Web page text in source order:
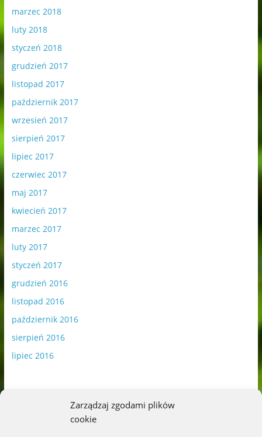
Zarządzaj zgodami plików
cookie
marzec 2018
luty 2018
styczeń 2018
grudzień 2017
listopad 2017
październik 2017
wrzesień 2017
sierpień 2017
lipiec 2017
czerwiec 2017
maj 2017
kwiecień 2017
marzec 2017
luty 2017
styczeń 2017
grudzień 2016
listopad 2016
październik 2016
sierpień 2016
lipiec 2016